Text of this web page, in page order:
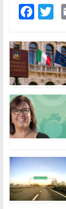
F
e
b
o
o
k
T